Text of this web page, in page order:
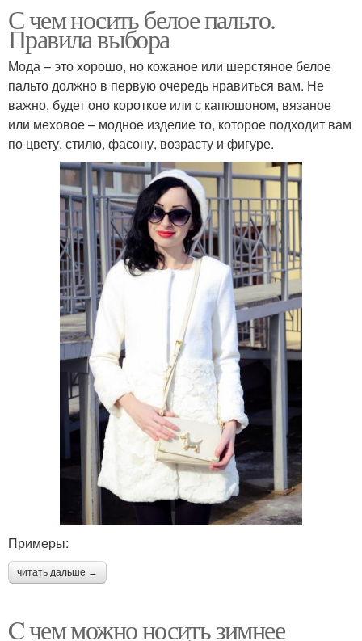
С чем носить белое пальто.
Правила выбора
Мода – это хорошо, но кожаное или шерстяное белое
пальто должно в первую очередь нравиться вам. Не
важно, будет оно короткое или с капюшоном, вязаное
или меховое – модное изделие то, которое подходит вам
по цвету, стилю, фасону, возрасту и фигуре.
Примеры:
читать дальше →
C чем можно носить зимнее